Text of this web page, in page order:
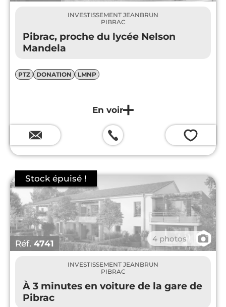
INVESTISSEMENT JEANBRUN
PIBRAC
Pibrac, proche du lycée Nelson
Mandela
PTZ DONATION LMNP
💗
Réf. 4741 4 photos 📷
INVESTISSEMENT JEANBRUN
PIBRAC
À 3 minutes en voiture de la gare de
Pibrac